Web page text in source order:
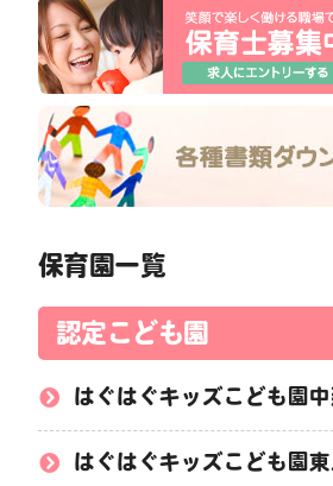
保育園一覧
認定こども園
はぐはぐキッズこども園中
はぐはぐキッズこども園